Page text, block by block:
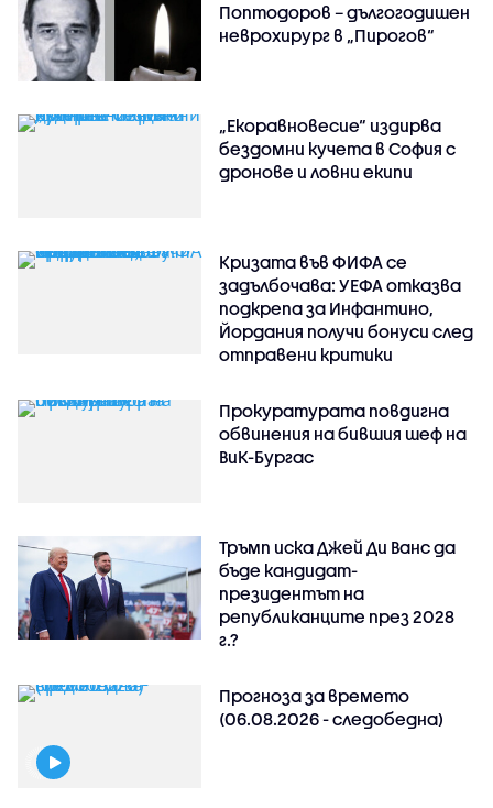
Поптодоров – дългогодишен
неврохирург в „Пирогов“
„Екоравновесие“ издирва
бездомни кучета в София с
дронове и ловни екипи
Кризата във ФИФА се
задълбочава: УЕФА отказва
подкрепа за Инфантино,
Йордания получи бонуси след
отправени критики
Прокуратурата повдигна
обвинения на бившия шеф на
ВиК-Бургас
Тръмп иска Джей Ди Ванс да
бъде кандидат-
президентът на
републиканците през 2028
г.?
Прогноза за времето
(06.08.2026 - следобедна)